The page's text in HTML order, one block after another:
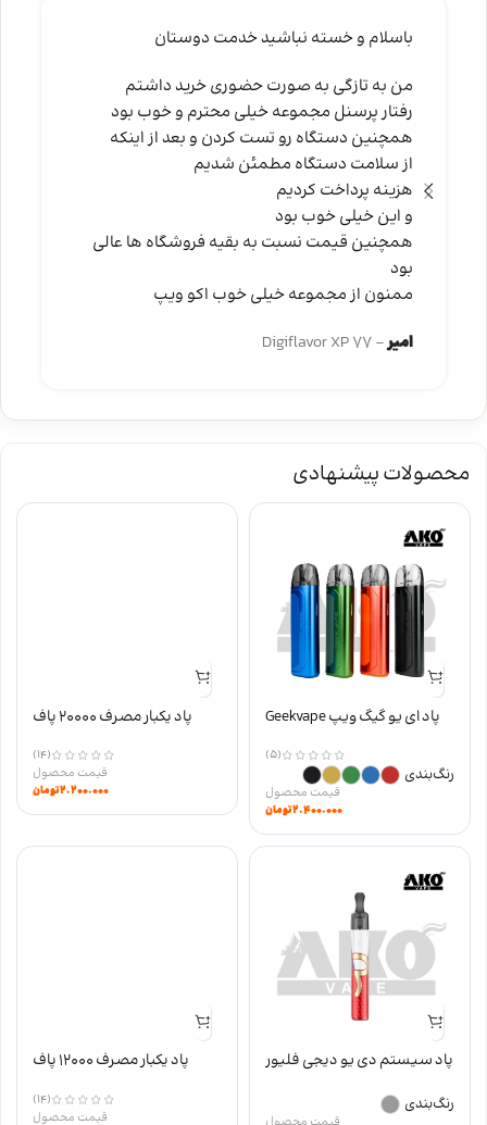
باسلام و خسته نباشید خدمت دوستان
من به تازگی به صورت حضوری خرید داشتم
رفتار پرسنل مجموعه خیلی محترم و خوب بود
همچنین دستگاه رو تست کردن و بعد از اینکه
از سلامت دستگاه مطمئن شدیم
هزینه پرداخت کردیم
و این خیلی خوب بود
همچنین قیمت نسبت به بقیه فروشگاه ها عالی
بود
ممنون از مجموعه خیلی خوب اکو ویپ
امیر Digiflavor XP 77
محصولات پیشنهادی
پاد ای یو گیگ ویپ Geekvape
(5)
رنگ‌بندی
۲.۴۰۰.۰۰۰تومان
پاد یکبار مصرف 20000 پاف
(14)
۲.۲۰۰.۰۰۰تومان
پاد سیستم دی یو دیجی فلیور
رنگ‌بندی
پاد یکبار مصرف 12000 پاف
(14)